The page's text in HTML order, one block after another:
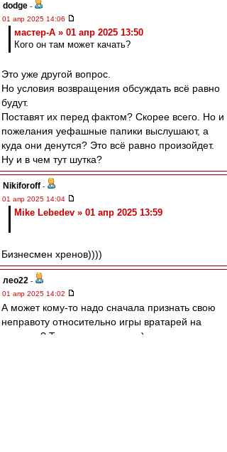
dodge -
01 апр 2025 14:06
мастер-А » 01 апр 2025 13:50
Кого он там может качать?
Это уже другой вопрос.
Но условия возвращения обсуждать всё равно
будут.
Поставят их перед фактом? Скорее всего. Но и
пожелания уефашные папики выслушают, а
куда они денутся? Это всё равно произойдет.
Ну и в чем тут шутка?
Nikiforoff -
01 апр 2025 14:04
Mike Lebedev » 01 апр 2025 13:59
Бизнесмен хренов))))
лео22 -
01 апр 2025 14:02
А может кому-то надо сначала признать свою
неправоту относительно игры вратарей на
выходах? Тогда и поговорим ;)